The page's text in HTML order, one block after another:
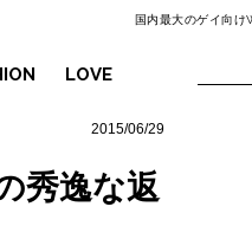
国内最大のゲイ向け
LOVE
2015/06/29
秀逸な返